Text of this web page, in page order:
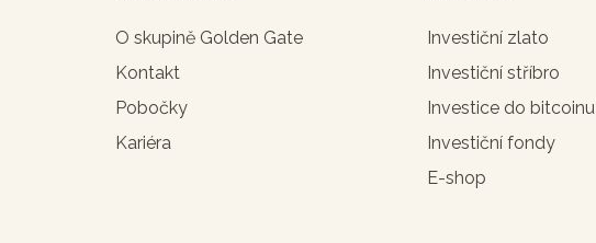
O skupině Golden Gate
Kontakt
Pobočky
Kariéra
Investiční zlato
Investiční stříbro
Investice do bitcoinu
Investiční fondy
E-shop